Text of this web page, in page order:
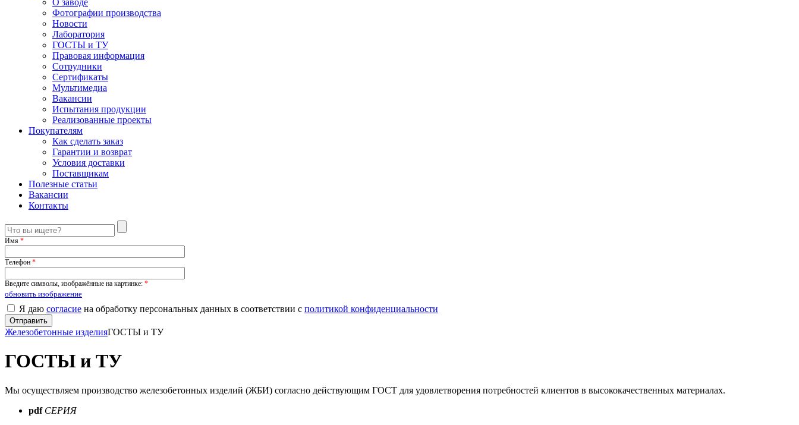
О заводе
Фотографии производства
Новости
Лаборатория
ГОСТЫ и ТУ
Правовая информация
Сотрудники
Сертификаты
Мультимедиа
Вакансии
Испытания продукции
Реализованные проекты
Покупателям
Как сделать заказ
Гарантии и возврат
Условия доставки
Поставщикам
Полезные статьи
Вакансии
Контакты
Имя *
Телефон *
Введите символы, изображённые на картинке: *
обновить изображение
Я даю согласие на обработку персональных данных в соответствии с политикой конфиденциальности
Железобетонные изделияГОСТЫ и ТУ
ГОСТЫ и ТУ
Мы осуществляем производство железобетонных изделий (ЖБИ) согласно действующим ГОСТ для удовлетворения потребностей клиентов в высококачественных материалах.
pdf СЕРИЯ